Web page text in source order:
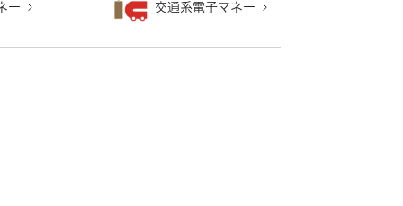
ー 交通系電子マネー